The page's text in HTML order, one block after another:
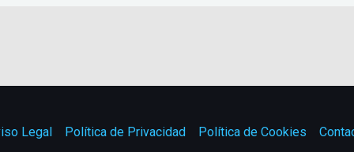
Legal Política de Privacidad Política de Cookies